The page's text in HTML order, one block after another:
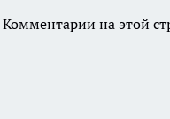
Комментарии на этой